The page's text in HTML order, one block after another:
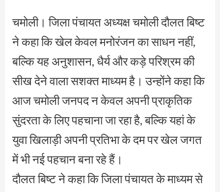
चमोली। जिला पंचायत अध्यक्ष चमोली दौलत बिष्ट
ने कहा कि खेल केवल मनोरंजन का साधन नहीं,
बल्कि यह अनुशासन, धैर्य और कड़े परिश्रम की
सीख देने वाला सशक्त माध्यम है। उन्होंने कहा कि
आज चमोली जनपद न केवल अपनी प्राकृतिक
सुंदरता के लिए पहचाना जा रहा है, बल्कि यहां के
युवा खिलाड़ी अपनी प्रतिभा के दम पर खेल जगत
में भी नई पहचान बना रहे हैं।
दौलत बिष्ट ने कहा कि जिला पंचायत के माध्यम से